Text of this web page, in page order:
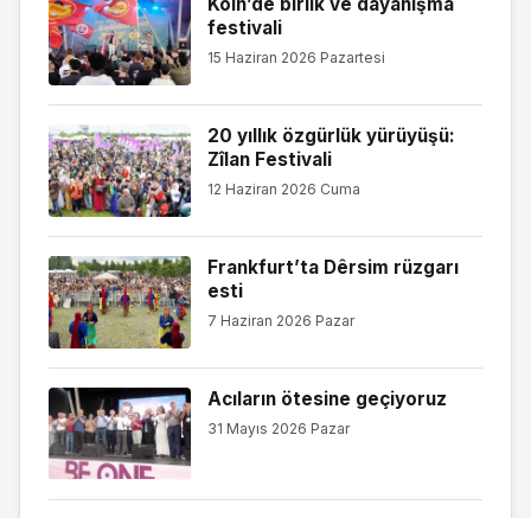
festivali
15 Haziran 2026 Pazartesi
20 yıllık özgürlük yürüyüşü:
Zîlan Festivali
12 Haziran 2026 Cuma
Frankfurt’ta Dêrsim rüzgarı
esti
7 Haziran 2026 Pazar
Acıların ötesine geçiyoruz
31 Mayıs 2026 Pazar